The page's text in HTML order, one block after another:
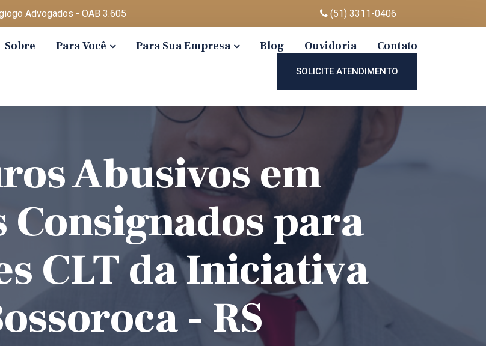
Advogados - OAB 3.605 (51) 3311-0406
Sobre Para Você Para Sua Empresa Blog Ouvidoria Contato
SOLICITE ATENDIMENTO
Abusivos em
para
CLT da Iniciativa
- RS